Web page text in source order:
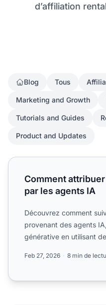
d’affiliation
Blog Tous
Marketing and Growth
Tutorials and Guides
Product and Updates
Comment attribuer les
Comment
par les agents IA
Découvrez comment
provenant des agents
générative en utilisant
Feb 27, 2026 8 min de